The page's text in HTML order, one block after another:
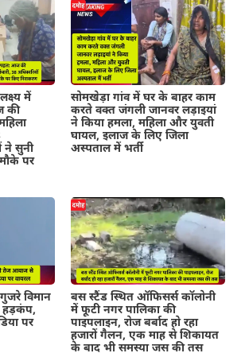
में
की
ने सुनी
पर
सोमखेड़ा गांव में घर के बाहर काम
करते वक्त जंगली जानवर लड़ाइयां
ने किया हमला, महिला और युवती
घायल, इलाज के लिए जिला
अस्पताल में भर्ती
विमान
हड़कंप,
पर
बस स्टैंड स्थित ऑफिसर्स कॉलोनी
में फूटी नगर पालिका की
पाइपलाइन, रोज बर्बाद हो रहा
हजारों गैलन, एक माह से शिकायत
के बाद भी समस्या जस की तस